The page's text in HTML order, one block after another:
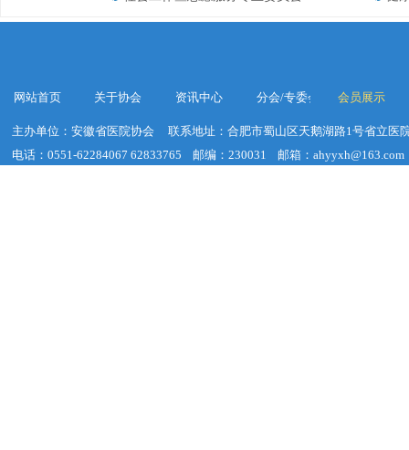
主办单位：安徽省医院协会
联系地址：合肥市蜀山区天鹅湖路1号省立医
电话：0551-62284067 62833765 邮编：230031
邮箱：ahyyxh@163.com
网站首页 关于协会 资讯中心 分会/专委会 会员展示